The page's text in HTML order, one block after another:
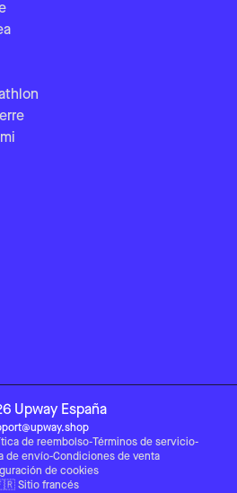
Upway España
de reembolso-Términos de servicio-
de envío-Condiciones de venta
de cookies
Sitio francés